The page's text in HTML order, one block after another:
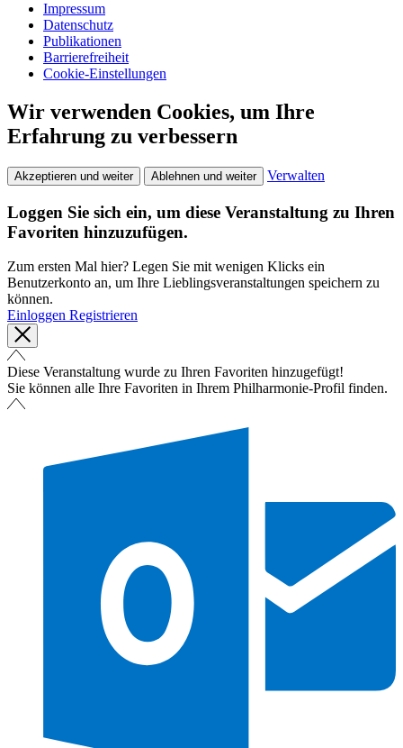
Impressum
Datenschutz
Publikationen
Barrierefreiheit
Cookie-Einstellungen
Wir verwenden Cookies, um Ihre
Erfahrung zu verbessern
Akzeptieren und weiter Ablehnen und weiter Verwalten
Loggen Sie sich ein, um diese Veranstaltung zu Ihren
Favoriten hinzuzufügen.
Zum ersten Mal hier? Legen Sie mit wenigen Klicks ein
Benutzerkonto an, um Ihre Lieblingsveranstaltungen speichern zu
können.
Einloggen Registrieren
Diese Veranstaltung wurde zu Ihren Favoriten hinzugefügt!
Sie können alle Ihre Favoriten in Ihrem Philharmonie-Profil finden.